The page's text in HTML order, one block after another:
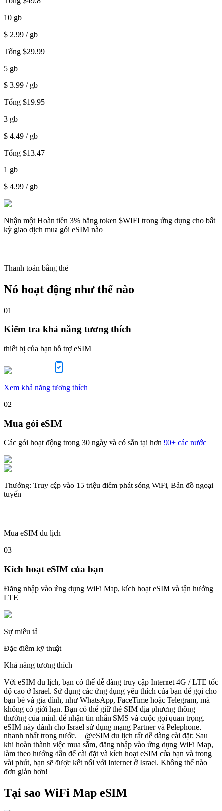
10 gb
$ 2.99 / gb
Tổng $29.99
5 gb
$ 3.99 / gb
Tổng $19.95
3 gb
$ 4.49 / gb
Tổng $13.47
1 gb
$ 4.99 / gb
Nhận một Hoàn tiền 3% bằng token $WIFI trong ứng dụng cho bất
kỳ giao dịch mua gói eSIM nào
Thanh toán bằng thẻ
Nó hoạt động như thế nào
01
Kiểm tra khả năng tương thích
thiết bị của bạn hỗ trợ eSIM
Xem khả năng tương thích
02
Mua gói eSIM
Các gói hoạt động trong 30 ngày và có sẵn tại hơn 90+ các nước
Thưởng: Truy cập vào 15 triệu điểm phát sóng WiFi, Bản đồ ngoại
tuyến
Mua eSIM du lịch
03
Kích hoạt eSIM của bạn
Đăng nhập vào ứng dụng WiFi Map, kích hoạt eSIM và tận hưởng
LTE
Sự miêu tả
Đặc điểm kỹ thuật
Khả năng tương thích
Với eSIM du lịch, bạn có thể dễ dàng truy cập Internet 4G / LTE tốc
độ cao ở Israel. Sử dụng các ứng dụng yêu thích của bạn để gọi cho
bạn bè và gia đình, như WhatsApp, FaceTime hoặc Telegram, mà
không có giới hạn. Bạn có thể giữ thẻ SIM địa phương thông
thường của mình để nhận tin nhắn SMS và cuộc gọi quan trọng.
eSIM này dành cho Israel sử dụng mạng Partner và Pelephone,
nhanh nhất trong nước. @eSIM du lịch rất dễ dàng cài đặt: Sau
khi hoàn thành việc mua sắm, đăng nhập vào ứng dụng WiFi Map,
làm theo hướng dẫn để cài đặt và kích hoạt eSIM của bạn và trong
vài phút, bạn sẽ được kết nối với Internet ở Israel. Không thể nào
đơn giản hơn!
Tại sao WiFi Map eSIM